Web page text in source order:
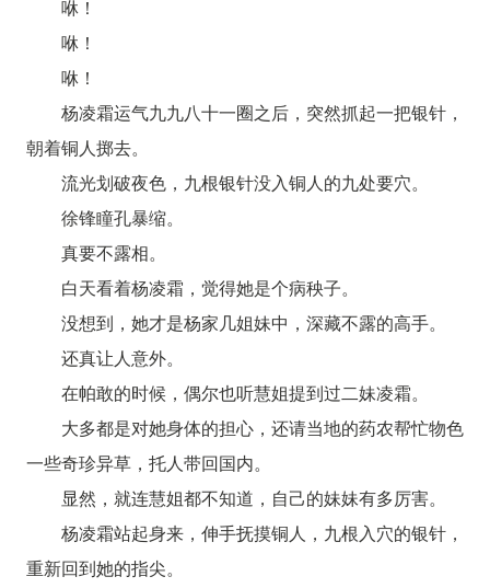
咻！
咻！
咻！
杨凌霜运气九九八十一圈之后，突然抓起一把银针，
朝着铜人掷去。
流光划破夜色，九根银针没入铜人的九处要穴。
徐锋瞳孔暴缩。
真要不露相。
白天看着杨凌霜，觉得她是个病秧子。
没想到，她才是杨家几姐妹中，深藏不露的高手。
还真让人意外。
在帕敢的时候，偶尔也听慧姐提到过二妹凌霜。
大多都是对她身体的担心，还请当地的药农帮忙物色
一些奇珍异草，托人带回国内。
显然，就连慧姐都不知道，自己的妹妹有多厉害。
杨凌霜站起身来，伸手抚摸铜人，九根入穴的银针，
重新回到她的指尖。